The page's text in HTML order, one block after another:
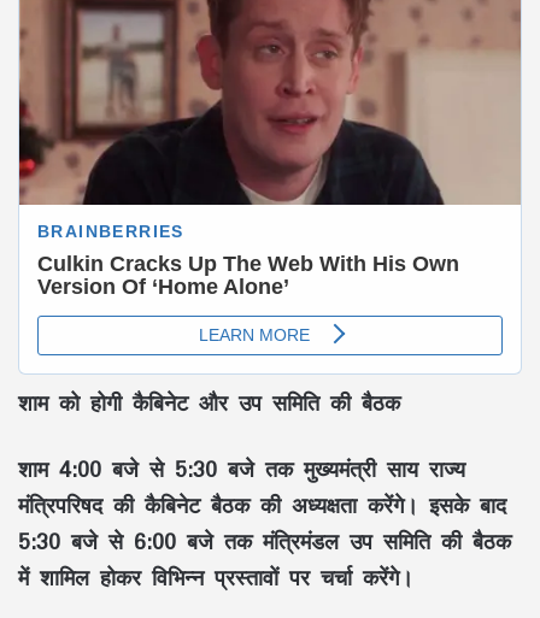
शाम को होगी कैबिनेट और उप समिति की बैठक
शाम4:00 बजे से 5:30 बजेतक मुख्यमंत्री साय राज्य
मंत्रिपरिषद की कैबिनेट बैठक की अध्यक्षता करेंगे। इसके बाद
5:30 बजे से 6:00 बजेतक मंत्रिमंडल उप समिति की बैठक
में शामिल होकर विभिन्न प्रस्तावों पर चर्चा करेंगे।